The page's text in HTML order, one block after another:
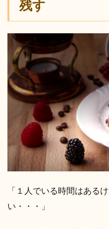
残す
「１人でいる時間はある
い・・・」